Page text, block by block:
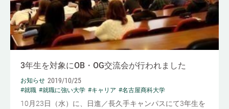
3年生を対象にOB・OG交流会が行われました
お知らせ 2019/10/25
#就職 #就職に強い大学 #キャリア #名古屋商科大学
10月23日（水）に、日進／長久手キャンパスにて3年生を